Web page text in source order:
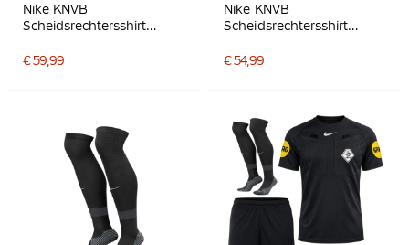
Nike KNVB
Scheidsrechtersshirt
Mouwen Paars Zwart
€ 59,99
Nike KNVB
Scheidsrechtersshirt
€ 54,99